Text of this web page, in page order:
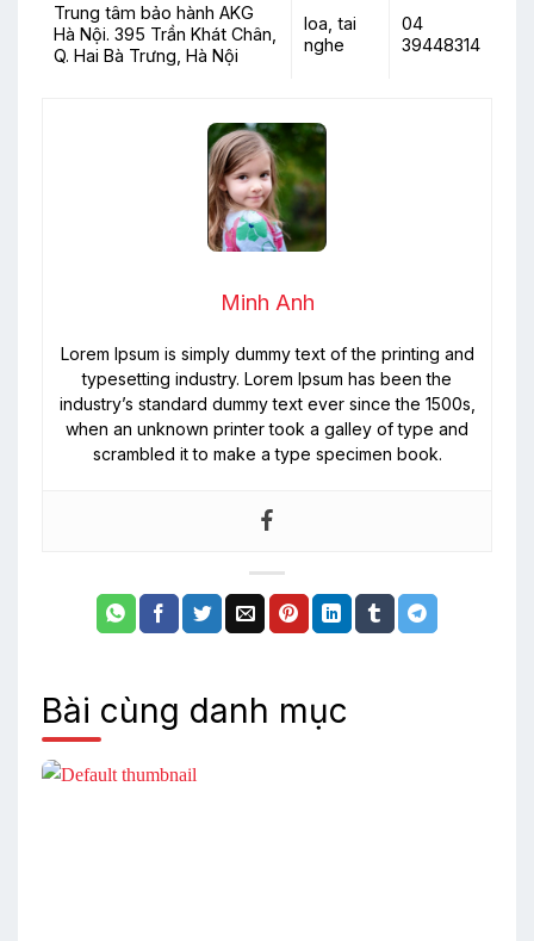
Trung tâm bảo hành AKG
Hà Nội. 395 Trần Khát Chân,
Q. Hai Bà Trưng, Hà Nội
loa, tai
nghe
04
39448314
Minh Anh
Lorem Ipsum is simply dummy text of the printing and
typesetting industry. Lorem Ipsum has been the
industry’s standard dummy text ever since the 1500s,
when an unknown printer took a galley of type and
scrambled it to make a type specimen book.
Bài cùng danh mục